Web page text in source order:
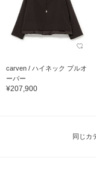
carven / ハイネック プルオ
ーバー
¥207,900
同じカ